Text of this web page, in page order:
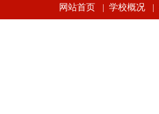
网站首页 学校概况